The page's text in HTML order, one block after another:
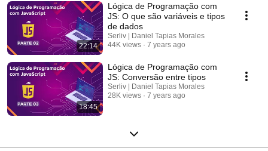
22:14
Lógica de Programação com
JS: O que são variáveis e tipos
de dados
Serliv | Daniel Tapias Morales
44K views
7 years ago
18:45
Lógica de Programação com
JS: Conversão entre tipos
Serliv | Daniel Tapias Morales
28K views
7 years ago